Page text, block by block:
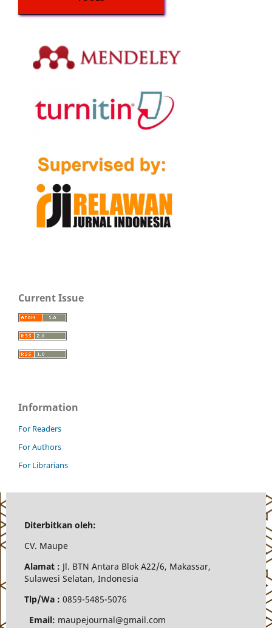
Current Issue
Information
For Readers
For Authors
For Librarians
Diterbitkan oleh:
CV. Maupe
Alamat : Jl. BTN Antara Blok A22/6, Makassar,
Sulawesi Selatan, Indonesia
Tlp/Wa : 0859-5485-5076
Email: maupejournal@gmail.com